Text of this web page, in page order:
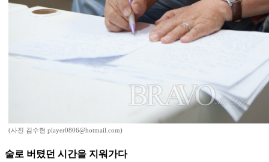
(사진 김수현 player0806@hotmail.com)
술로 버텼던 시간을 지워가다